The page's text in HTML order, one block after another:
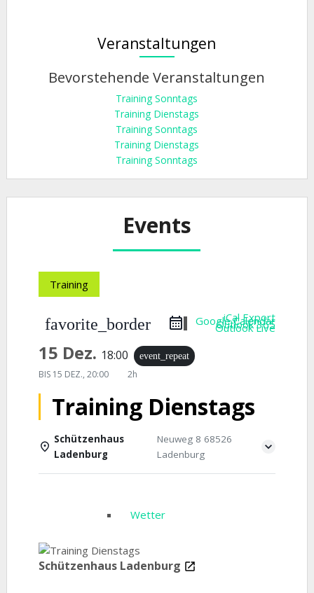
Veranstaltungen
Bevorstehende Veranstaltungen
Training Sonntags
Training Dienstags
Training Sonntags
Training Dienstags
Training Sonntags
Events
Training
favorite_border iCal Export
Google Calendar
Outlook 365
Outlook Live
15 Dez. 18:00 event_repeat
BIS 15 DEZ., 20:00 2h
Training Dienstags
Schützenhaus
Ladenburg
Neuweg 8 68526
Ladenburg
Einzelheiten Wetter
Schützenhaus Ladenburg